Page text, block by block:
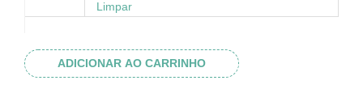
Limpar
ADICIONAR AO CARRINHO